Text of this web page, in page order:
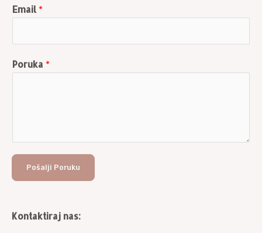
Email *
Poruka *
Pošalji Poruku
Kontaktiraj nas: